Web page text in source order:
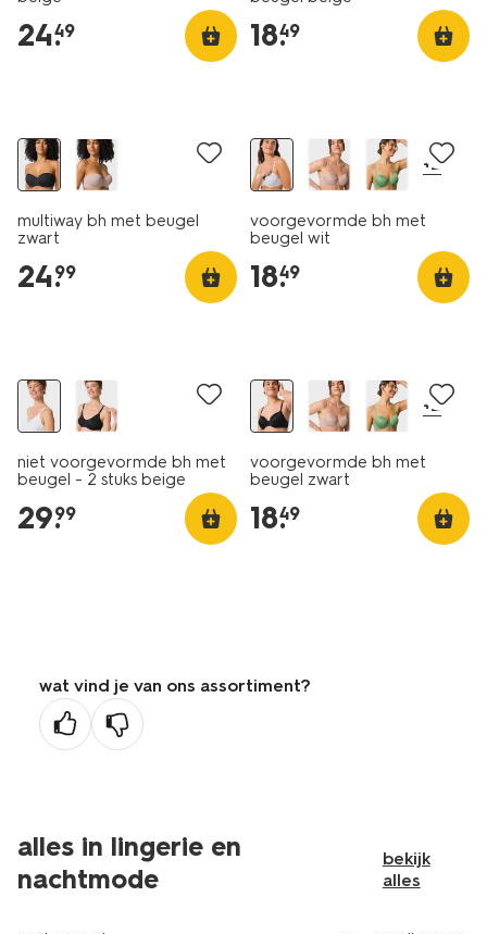
24.
49 18.
49
multiway bh met beugel
zwart
24.
99
+2
voorgevormde bh met
beugel wit
18.
49
niet voorgevormde bh met
beugel - 2 stuks beige
29.
99
+2
voorgevormde bh met
beugel zwart
18.
49
wat vind je van ons assortiment?
alles in lingerie en
nachtmode
bekijk
alles